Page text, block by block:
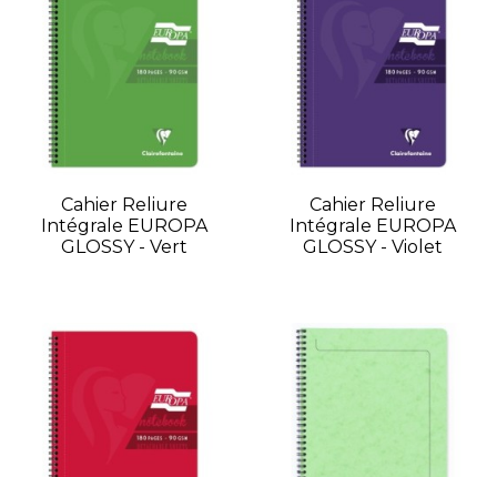
Cahier Reliure
Intégrale EUROPA
GLOSSY - Vert
Cahier Reliure
Intégrale EUROPA
GLOSSY - Violet